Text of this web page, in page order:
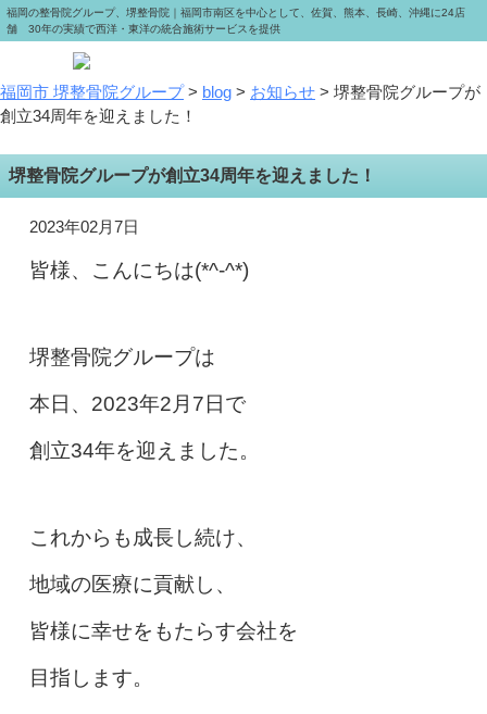
福岡の整骨院グループ、堺整骨院｜福岡市南区を中心として、佐賀、熊本、長崎、沖縄に24店
舗 30年の実績で西洋・東洋の統合施術サービスを提供
福岡市 堺整骨院グループ> blog > お知らせ > 堺整骨院グループが
創立34周年を迎えました！
堺整骨院グループが創立34周年を迎えました！
2023年02月7日
皆様、こんにちは(*^-^*)
堺整骨院グループは
本日、2023年2月7日で
創立34年を迎えました。
これからも成長し続け、
地域の医療に貢献し、
皆様に幸せをもたらす会社を
目指します。